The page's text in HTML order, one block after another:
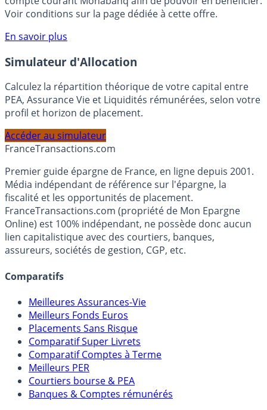
rémunéré Rentabilis. Il n’est pas nécessaire d’ouvrir un
Voir conditions sur la page dédiée à cette offre.
En savoir plus
Simulateur d'Allocation
Calculez la répartition théorique de votre capital entre
profil et horizon de placement.
FranceTransactions.com
Premier guide épargne de France, en ligne depuis 2001.
Média indépendant de référence sur l'épargne, la
fiscalité et les opportunités de placement.
FranceTransactions.com (propriété de Mon Epargne
Online) est 100% indépendant, ne possède donc aucun
assureurs, sociétés de gestion, CGP, etc.
Comparatifs
Meilleures Assurances-Vie
Meilleurs Fonds Euros
Placements Sans Risque
Comparatif Super Livrets
Comparatif Comptes à Terme
Meilleurs PER